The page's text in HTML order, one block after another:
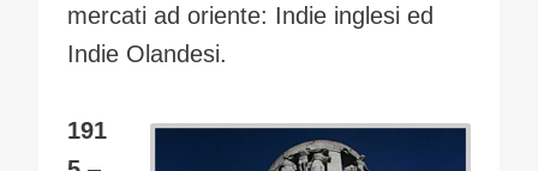
mercati ad oriente: Indie inglesi ed
Indie Olandesi.
191